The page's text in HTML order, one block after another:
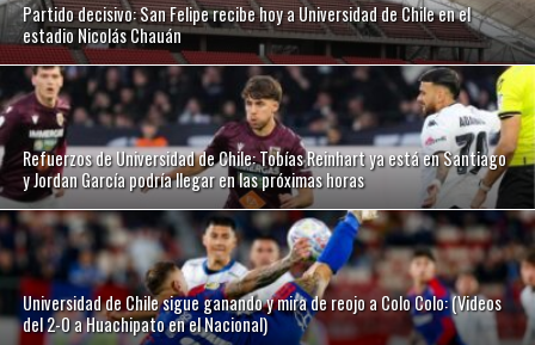
Partido decisivo: San Felipe recibe hoy a Universidad de Chile en el
estadio Nicolás Chauán
Refuerzos de Universidad de Chile: Tobías Reinhart ya está en Santiago
y Jordan García podría llegar en las próximas horas
Universidad de Chile sigue ganando y mira de reojo a Colo Colo: (Videos
del 2-0 a Huachipato en el Nacional)